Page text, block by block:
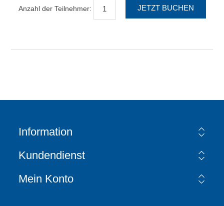
Anzahl der Teilnehmer:
Information
Kundendienst
Mein Konto